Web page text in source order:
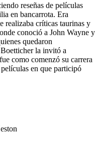
reseñas de películas
en bancarrota. Era
realizaba críticas taurinas y
conoció a John Wayne y
quedaron
la invitó a
como comenzó su carrera
en que participó